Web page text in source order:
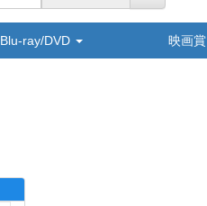
Blu-ray/DVD 映画賞